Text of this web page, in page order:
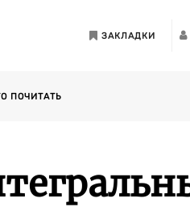
ЗАКЛАДКИ
ПОЧИТАТЬ